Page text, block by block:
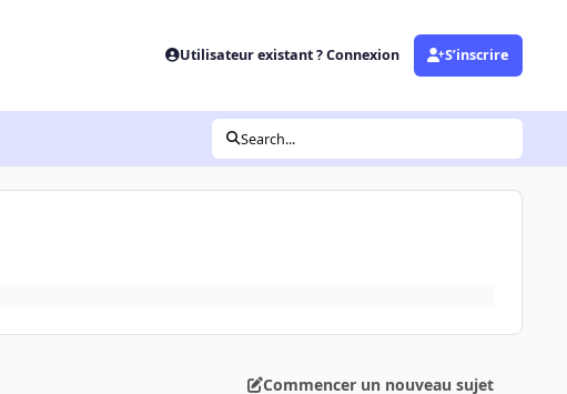
Utilisateur existant ? Connexion S’inscrire
Search...
Commencer un nouveau sujet